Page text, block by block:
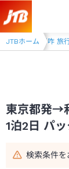
JTBホーム
倉・七尾・羽咋 旅
東京都発→
1泊2日 パ
検索条件を